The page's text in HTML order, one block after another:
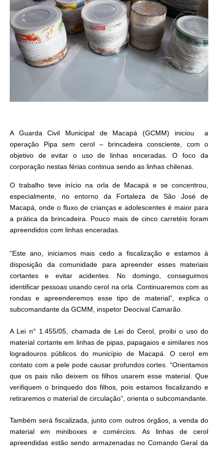
A Guarda Civil Municipal de Macapá (GCMM) iniciou a
operação Pipa sem cerol – brincadeira consciente, com o
objetivo de evitar o uso de linhas enceradas. O foco da
corporação nestas férias continua sendo as linhas chilenas.
O trabalho teve início na orla de Macapá e se concentrou,
especialmente, no entorno da Fortaleza de São José de
Macapá, onde o fluxo de crianças e adolescentes é maior para
a prática da brincadeira. Pouco mais de cinco carretéis foram
apreendidos com linhas enceradas.
“Este ano, iniciamos mais cedo a fiscalização e estamos à
disposição da comunidade para apreender esses materiais
cortantes e evitar acidentes. No domingo, conseguimos
identificar pessoas usando cerol na orla. Continuaremos com as
rondas e apreenderemos esse tipo de material”, explica o
subcomandante da GCMM, inspetor Deocival Camarão.
A Lei n° 1.455/05, chamada de Lei do Cerol, proibi o uso do
material cortante em linhas de pipas, papagaios e similares nos
logradouros públicos do município de Macapá. O cerol em
contato com a pele pode causar profundos cortes. “Orientamos
que os pais não deixem os filhos usarem esse material. Que
verifiquem o brinquedo dos filhos, pois estamos fiscalizando e
retiraremos o material de circulação”, orienta o subcomandante.
Também será fiscalizada, junto com outros órgãos, a venda do
material em miniboxes e comércios. As linhas de cerol
apreendidas estão sendo armazenadas no Comando Geral da